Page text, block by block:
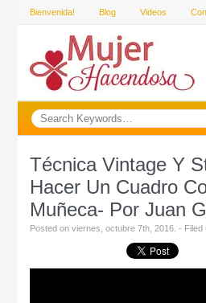
Bienvenida! Blog Videos
Técnica Vintage Y
Hacer Un Cuadro
Muñeca- Por Juan
Posted on viernes, octubre 7th, 2016. - Filed